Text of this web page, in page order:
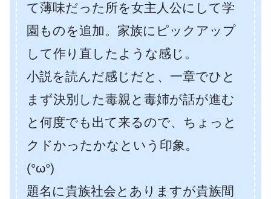
て薄味だった所を女主人公にして学
園ものを追加。家族にピックアップ
して作り直したような感じ。
小説を読んだ感じだと、一章でひと
まず決別した毒親と毒姉が話が進む
と何度でも出て来るので、ちょっと
クドかったかなという印象。
(°ω°)
題名に貴族社会とありますが貴族間